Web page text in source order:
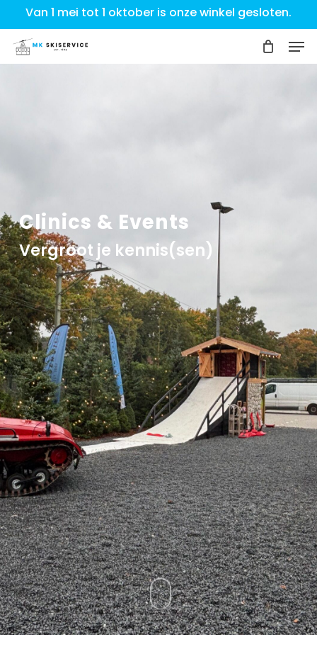
to
main
Van 1 mei tot 1 oktober is onze winkel gesloten.
Clinics & Events
Vergroot je kennis(sen)
Close
Menu